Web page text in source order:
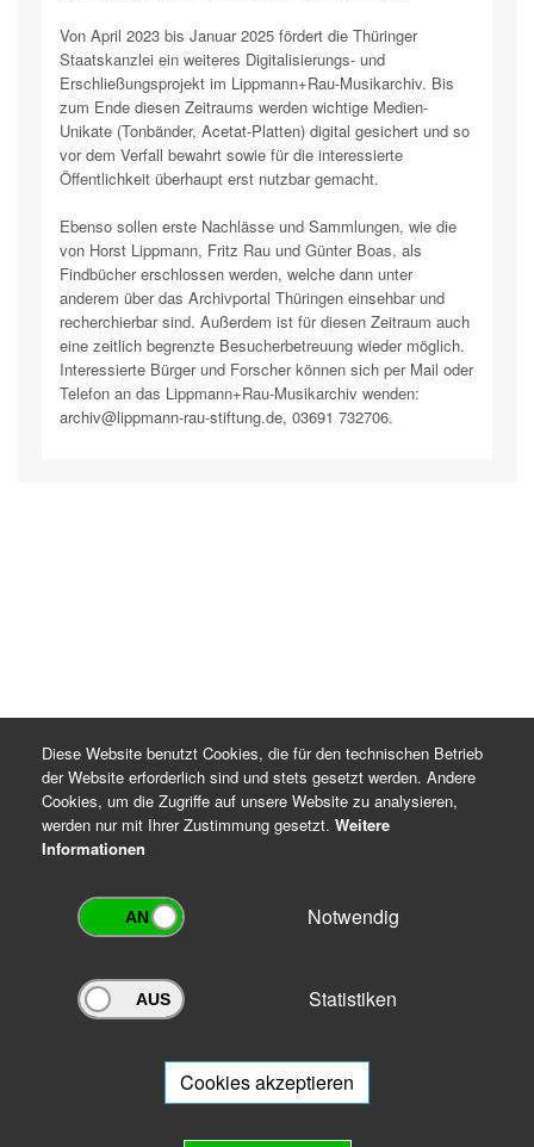
Von April 2023 bis Januar 2025 fördert die Thüringer
Staatskanzlei ein weiteres Digitalisierungs- und
Erschließungsprojekt im Lippmann+Rau-Musikarchiv. Bis
zum Ende diesen Zeitraums werden wichtige Medien-
Unikate (Tonbänder, Acetat-Platten) digital gesichert und so
vor dem Verfall bewahrt sowie für die interessierte
Öffentlichkeit überhaupt erst nutzbar gemacht.
Ebenso sollen erste Nachlässe und Sammlungen, wie die
von Horst Lippmann, Fritz Rau und Günter Boas, als
Findbücher erschlossen werden, welche dann unter
anderem über das Archivportal Thüringen einsehbar und
recherchierbar sind. Außerdem ist für diesen Zeitraum auch
eine zeitlich begrenzte Besucherbetreuung wieder möglich.
Interessierte Bürger und Forscher können sich per Mail oder
Telefon an das Lippmann+Rau-Musikarchiv wenden:
archiv@lippmann-rau-stiftung.de, 03691 732706.
Archivportal Thüringen
Ihnen beratend zur Seite.
Diese Website benutzt Cookies, die für den technischen Betrieb
der Website erforderlich sind und stets gesetzt werden. Andere
Cookies, um die Zugriffe auf unsere Website zu analysieren,
werden nur mit Ihrer Zustimmung gesetzt. Weitere
Informationen
Notwendig
Statistiken
Cookies akzeptieren